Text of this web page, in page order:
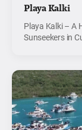
Playa Kalki
Playa Kalki – A
Sunseekers in